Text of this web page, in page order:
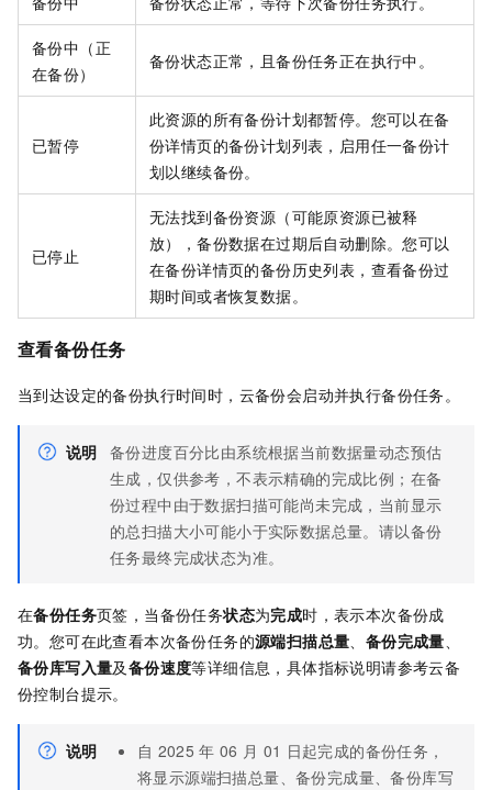
备份中（正
在备份）
备份状态正常，且备份任务正在执行中。
已暂停
此资源的所有备份计划都暂停。您可以在备
份详情页的备份计划列表，启用任一备份计
划以继续备份。
已停止
无法找到备份资源（可能原资源已被释
放），备份数据在过期后自动删除。您可以
在备份详情页的备份历史列表，查看备份过
期时间或者恢复数据。
查看备份任务
当到达设定的备份执行时间时， 云备份会启动并执行备份任务。
说明 备份进度百分比由系统根据当前数据量动态预估
生成，仅供参考，不表示精确的完成比例；在备
份过程中由于数据扫描可能尚未完成，当前显示
的总扫描大小可能小于实际数据总量。请以备份
任务最终完成状态为准。
在备份任务页签，当备份任务状态为完成时，表示本次备份成
功。您可在此查看本次备份任务的源端扫描总量、 备份完成量、
备份库写入量及备份速度等详细信息，具体指标说明请参考云备
份控制台提示。
说明 自 2025 年 06 月 01 日起完成的备份任务，
将显示源端扫描总量、备份完成量、备份库写